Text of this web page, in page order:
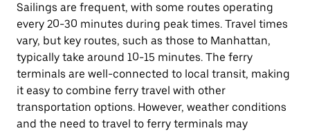
Sailings are frequent, with some routes operating
every 20-30 minutes during peak times. Travel times
vary, but key routes, such as those to Manhattan,
typically take around 10-15 minutes. The ferry
terminals are well-connected to local transit, making
it easy to combine ferry travel with other
transportation options. However, weather conditions
and the need to travel to ferry terminals may